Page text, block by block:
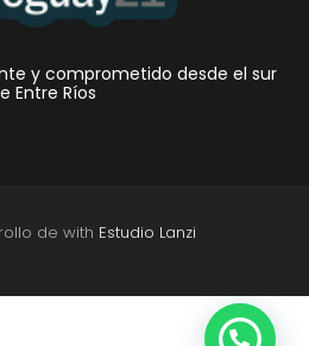
y comprometido desde el sur
Entre Ríos
de with Estudio Lanzi